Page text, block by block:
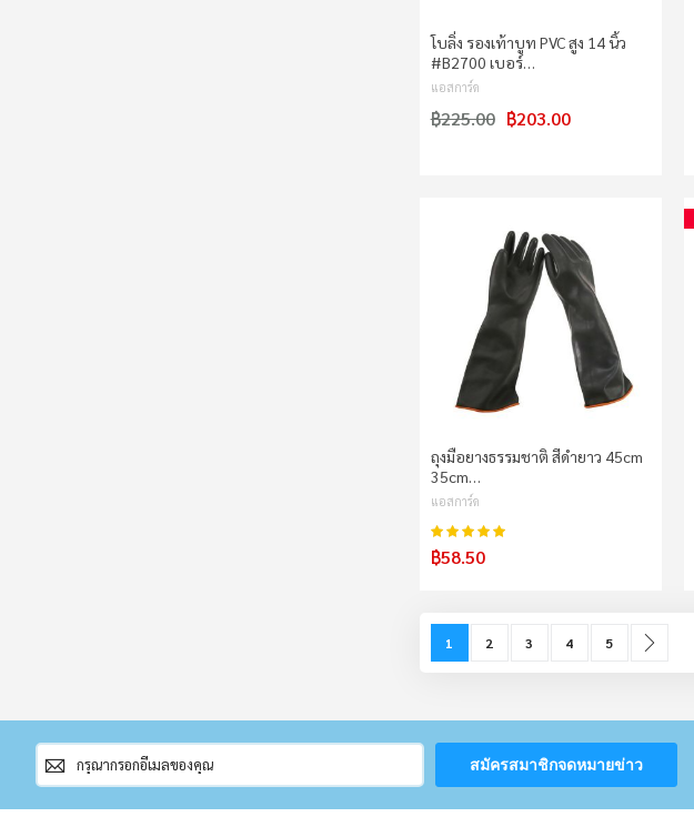
โบลิ่ง รองเท้าบูท PVC สูง 14 นิ้ว
#B2700 เบอร์…
แอสการ์ด
฿203.00
฿225.00
ถุงมือยางธรรมชาติ สีดำยาว 45cm
35cm…
แอสการ์ด
คะแนน:
฿58.50
You're currently reading page
1 Page
2 Page
3 Page
4 Page
5
สมัคร
สมาชิก
จดหมาย
ข่าว
สมัครสมาชิกจดหมายข่าว